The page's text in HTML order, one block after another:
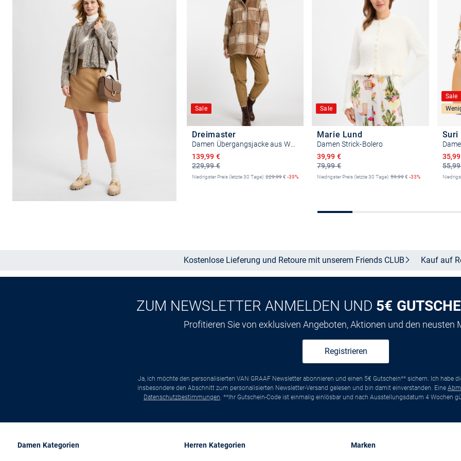
Sale
Dreimaster
229,99 €
Ermäßigter Preis
139,99 €
Niedrigster Preis (letzte 30 Tage):229,99€ -39%
Sale
Marie Lund
Damen Strick-Bolero
79,99 €
Ermäßigter Preis
39,99 €
Niedrigster Preis (letzte 30 Tage):59,99€-33%
Sale
Suri
Kostenlose Lieferung und Retoure mit unserem Friends CLUB Kauf auf
ZUM NEWSLETTER ANMELDEN UND 5€
Profitieren Sie von exklusiven Angeboten, Aktionen und den neusten
Registrieren
Ja, ich möchte den personalisierten VAN GRAAF Newsletter abonnieren und einen 5€ Gutschein** sichern. Ich habe
insbesondere den Abschnitt zum personalisierten Newsletter-Versand gelesen und bin damit einverstanden. Eine
Datenschutzbestimmungen. **Ihr Gutschein-Code ist einmalig einlösbar und nach Ausstellungsdatum 4 Wochen
Damen Kategorien Herren Kategorien Marken